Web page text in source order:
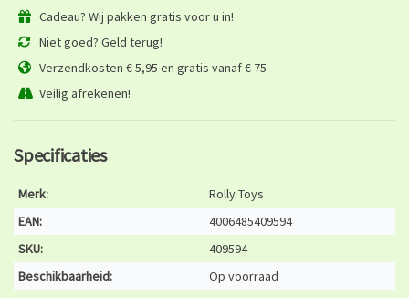
Cadeau? Wij pakken gratis voor u in!
Niet goed? Geld terug!
Verzendkosten € 5,95 en gratis vanaf € 75
Veilig afrekenen!
Specificaties
Merk:
Rolly Toys
EAN:
4006485409594
SKU:
409594
Beschikbaarheid:
Op voorraad